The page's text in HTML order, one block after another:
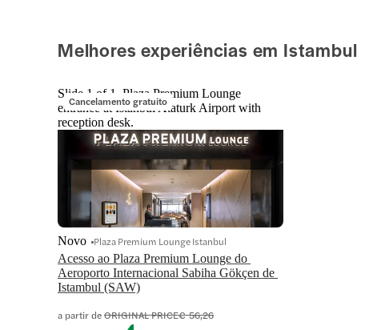
Melhores experiências em Istambul
Cancelamento gratuito
Slide 1 of 1, Plaza Premium Lounge
entrance at Istanbul Ataturk Airport with
reception desk.
Acesso ao Plaza Premium Lounge do
Aeroporto Internacional Sabiha Gökçen de
Istambul (SAW)
Novo Plaza Premium Lounge Istanbul
a partir deORIGINAL PRICE€ 56,26